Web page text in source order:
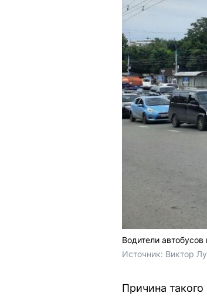
Водители
Источник: Виктор
Причина